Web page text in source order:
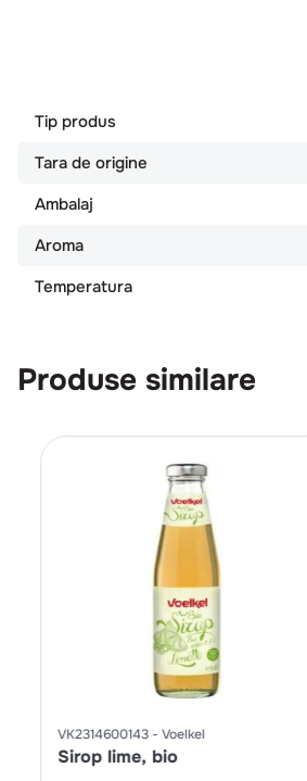
Tip produs
Tara de origine
Ambalaj
Aroma
Temperatura
Produse similare
VK2314600143 Voelkel
Sirop lime, bio